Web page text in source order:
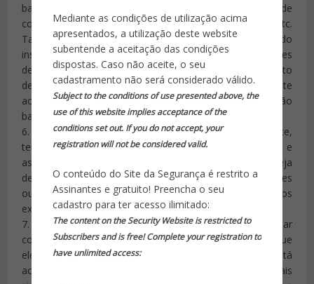
Mediante as condições de utilização acima
apresentados, a utilização deste website
subentende a aceitação das condições
dispostas. Caso não aceite, o seu
cadastramento não será considerado válido.
Subject to the conditions of use presented above, the
use of this website implies acceptance of the
conditions set out. If you do not accept, your
registration will not be considered valid.
O conteúdo do Site da Segurança é restrito a
Assinantes e gratuito! Preencha o seu
cadastro para ter acesso ilimitado:
The content on the Security Website is restricted to
Subscribers and is free! Complete your registration to
have unlimited access:
barcas, metrôs, shopping centers, eventos com grande
concentração de público, hotéis, pontos turísticos etc.
Também costumam agir contra a infra-estrutura, atacando
instalações de geração e distribuição de energia, estações
de tratamento e rede de água, estações de bombeamento
de gás, gasodutos etc. Locais abertos, facilmente
acessíveis ao público e onde não haja revista rigorosa são
bastante apreciados como alvos para terroristas.
6. Que armas os terroristas utilizam? Modernamente,
terroristas vem empregando largamente armas de fogo e
as empregando em locais onde a segurança seja
deficiente e não haja risco de revide por parte de agentes
ou de cidadãos armados. Também fazem uso de artefatos
explosivos, venenos, substâncias radioativas etc.
7. Como lidar com o fenômeno? A melhor maneira de lidar
com um incidente terrorista é tentar preveni-lo antes que
ele ocorra. As pessoas precisam estar atentas ao que está
acontecendo à sua volta, buscando detectar eventuais